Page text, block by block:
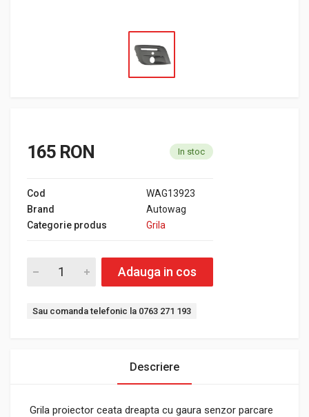
165 RON In stoc
Cod
WAG13923
Brand
Autowag
Categorie produs
Grila
Adauga in cos
Sau comanda telefonic la 0763 271 193
Descriere
Grila proiector ceata dreapta cu gaura senzor parcare